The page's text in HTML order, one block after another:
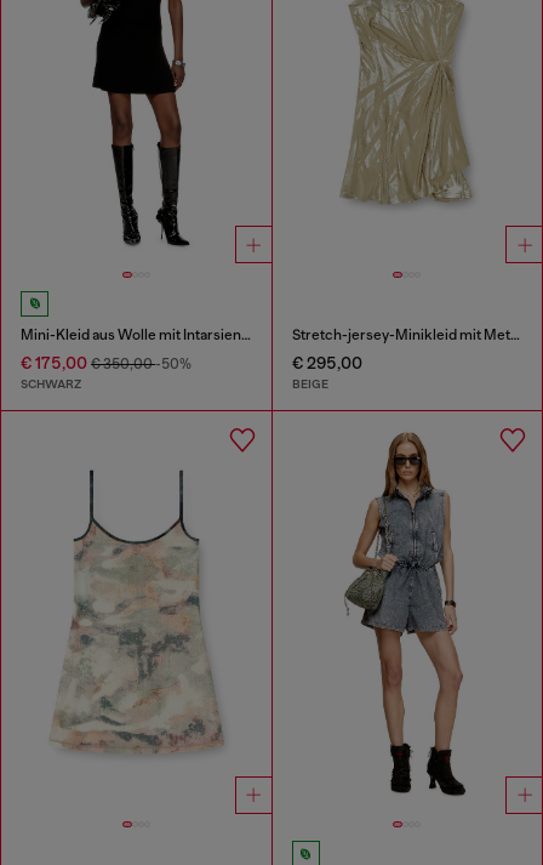
Mini-Kleid aus Wolle mit Intarsienmuster
€ 175,00 € 350,00-50%
SCHWARZ
Stretch-jersey-Minikleid mit Metallic-Finish
€ 295,00
BEIGE